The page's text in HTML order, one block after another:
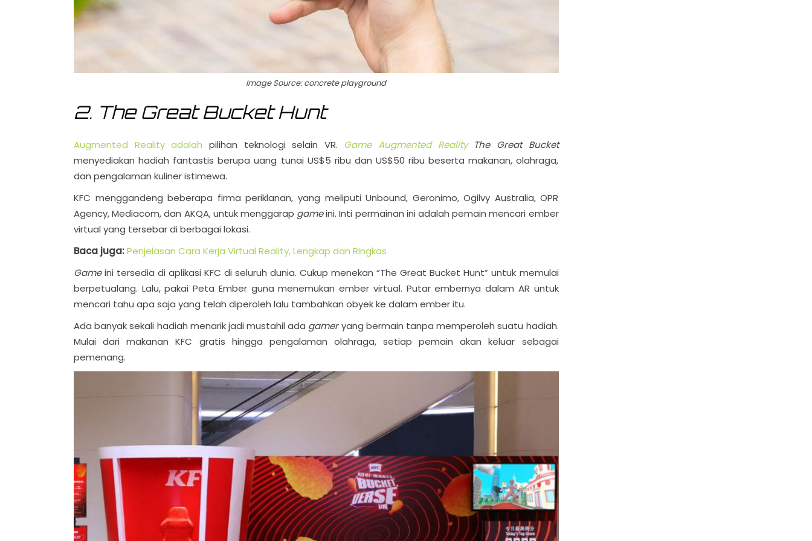
Image Source: concrete playground
2. The Great Bucket Hunt
Augmented Reality adalah pilihan teknologi selain VR. Game Augmented Reality
The Great Bucket
menyediakan hadiah fantastis berupa uang tunai US$5 ribu dan US$50 ribu beserta makanan, olahraga,
dan pengalaman kuliner istimewa.
KFC menggandeng beberapa firma periklanan, yang meliputi Unbound, Geronimo, Ogilvy Australia, OPR
Agency, Mediacom, dan AKQA, untuk menggarap gameini. Inti permainan ini adalah pemain mencari ember
virtual yang tersebar di berbagai lokasi.
Baca juga:Penjelasan Cara Kerja Virtual Reality, Lengkap dan Ringkas
Gameini tersedia di aplikasi KFC di seluruh dunia. Cukup menekan “The Great Bucket Hunt” untuk memulai
berpetualang. Lalu, pakai Peta Ember guna menemukan ember virtual. Putar embernya dalam AR untuk
mencari tahu apa saja yang telah diperoleh lalu tambahkan obyek ke dalam ember itu.
Ada banyak sekali hadiah menarik jadi mustahil ada gameryang bermain tanpa memperoleh suatu hadiah.
Mulai dari makanan KFC gratis hingga pengalaman olahraga, setiap pemain akan keluar sebagai
pemenang.